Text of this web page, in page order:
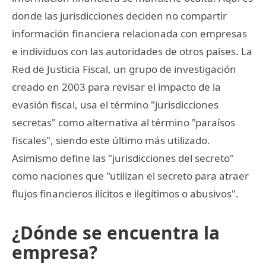
donde las jurisdicciones deciden no compartir
información financiera relacionada con empresas
e individuos con las autoridades de otros paises. La
Red de Justicia Fiscal, un grupo de investigación
creado en 2003 para revisar el impacto de la
evasión fiscal, usa el término "jurisdicciones
secretas" como alternativa al término "paraísos
fiscales", siendo este último más utilizado.
Asimismo define las "jurisdicciones del secreto"
como naciones que "utilizan el secreto para atraer
flujos financieros ilícitos e ilegítimos o abusivos".
¿Dónde se encuentra la
empresa?